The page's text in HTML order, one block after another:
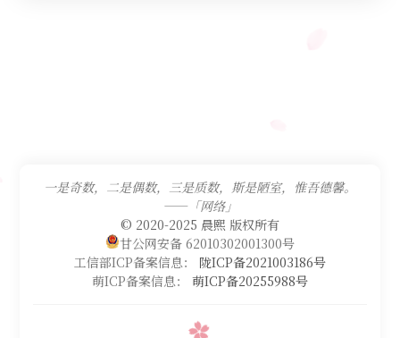
一是奇数，二是偶数，三是质数，斯是陋室，惟吾德馨。
——「网络」
© 2020-2025 晨熙 版权所有
甘公网安备 62010302001300号
工信部ICP备案信息： 陇ICP备2021003186号
萌ICP备案信息： 萌ICP备20255988号